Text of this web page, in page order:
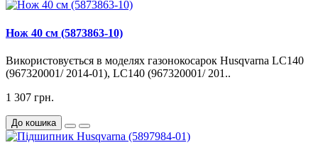
Нож 40 см (5873863-10)
Використовується в моделях газонокосарок Husqvarna LC140
(967320001/ 2014-01), LC140 (967320001/ 201..
1 307 грн.
До кошика